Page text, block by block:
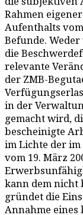
Rahmen
Aufenthalts
Befunde.
die
relevante
der ZMB-
in der
gemacht wird,
bescheinigte
im Lichte der im
vom 19. März
kann dem nicht
gründet die
Annahme eines